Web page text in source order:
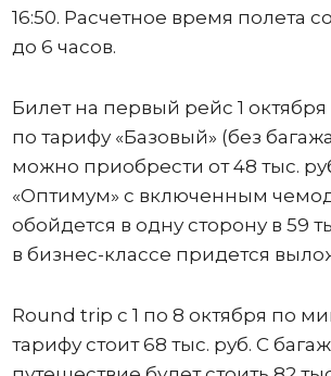
16:50. Расчетное время полета
до 6 часов.
Билет на первый рейс 1
по тарифу «Базовый» (без
можно приобрести от 48 тыс.
«Оптимум» с включенным
обойдется в одну сторону в 59
в бизнес-классе придется
Round trip с 1 по 8 октября по
тарифу стоит 68 тыс. руб. С